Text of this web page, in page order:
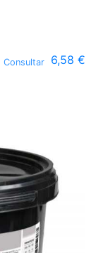
6,58 €
Consultar